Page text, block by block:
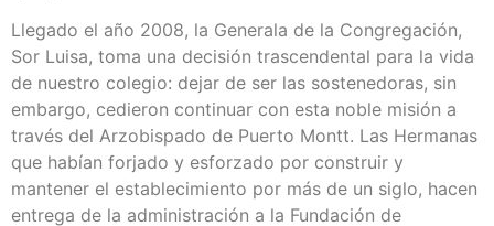
Llegado el año 2008, la Generala de la Congregación,
Sor Luisa, toma una decisión trascendental para la vida
de nuestro colegio: dejar de ser las sostenedoras, sin
embargo, cedieron continuar con esta noble misión a
través del Arzobispado de Puerto Montt. Las Hermanas
que habían forjado y esforzado por construir y
mantener el establecimiento por más de un siglo, hacen
entrega de la administración a la Fundación de